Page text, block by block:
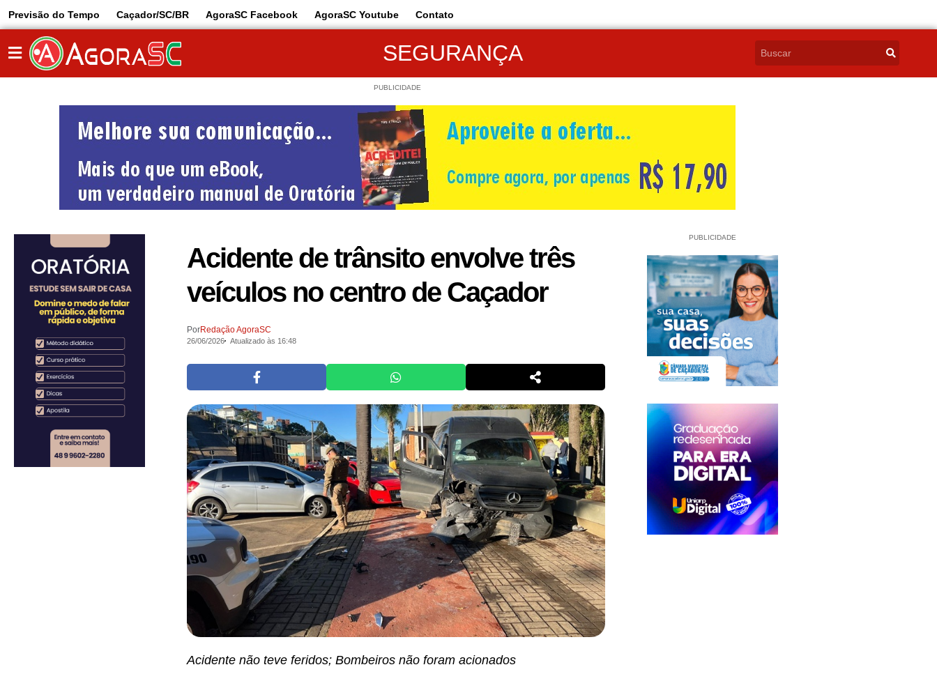
Previsão do Tempo Caçador/SC/BR AgoraSC Facebook AgoraSC Youtube Contato
SEGURANÇA
PUBLICIDADE
Acidente de trânsito envolve três
veículos no centro de Caçador
PorRedação AgoraSC
26/06/2026 Atualizado às 16:48
Acidente não teve feridos; Bombeiros não foram acionados
PUBLICIDADE